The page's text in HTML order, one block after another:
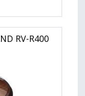
RV-R400